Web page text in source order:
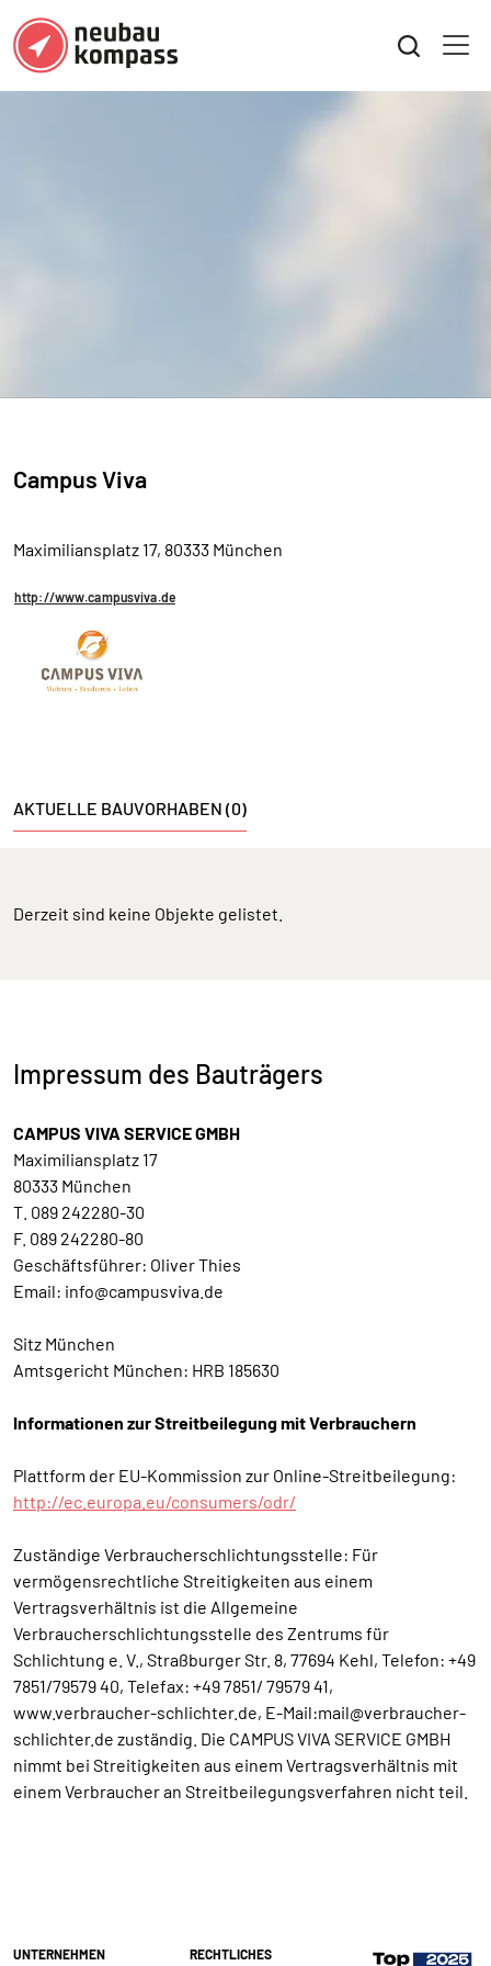
Campus Viva
Maximiliansplatz 17, 80333 München
http://www.campusviva.de
AKTUELLE BAUVORHABEN (0)
Derzeit sind keine Objekte gelistet.
Impressum des Bauträgers
CAMPUS VIVA SERVICE GMBH
Maximiliansplatz 17
80333 München
T. 089 242280-30
F. 089 242280-80
Geschäftsführer: Oliver Thies
Email: info@campusviva.de
Sitz München
Amtsgericht München: HRB 185630
Informationen zur Streitbeilegung mit Verbrauchern
Plattform der EU-Kommission zur Online-Streitbeilegung:
http://ec.europa.eu/consumers/odr/
Zuständige Verbraucherschlichtungsstelle: Für
vermögensrechtliche Streitigkeiten aus einem
Vertragsverhältnis ist die Allgemeine
Verbraucherschlichtungsstelle des Zentrums für
Schlichtung e. V., Straßburger Str. 8, 77694 Kehl, Telefon: +49
7851/79579 40, Telefax: +49 7851/ 79579 41,
www.verbraucher-schlichter.de, E-Mail:mail@verbraucher-
schlichter.de zuständig. Die CAMPUS VIVA SERVICE GMBH
nimmt bei Streitigkeiten aus einem Vertragsverhältnis mit
einem Verbraucher an Streitbeilegungsverfahren nicht teil.
UNTERNEHMEN RECHTLICHES